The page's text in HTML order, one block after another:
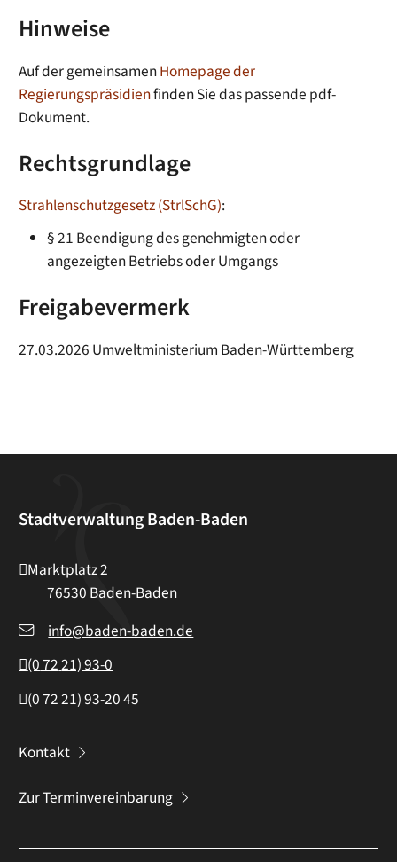
Hinweise
Auf der gemeinsamenHomepage der
Regierungspräsidienfinden Sie das passende pdf-
Dokument.
Rechtsgrundlage
Strahlenschutzgesetz (StrlSchG):
§ 21 Beendigung des genehmigten oder
angezeigten Betriebs oder Umgangs
Freigabevermerk
27.03.2026 Umweltministerium Baden-Württemberg
Stadtverwaltung Baden-Baden
Marktplatz 2
76530 Baden-Baden
info@baden-baden.de
(07221) 93-0
(07221) 93-2045
Kontakt
Zur Terminvereinbarung